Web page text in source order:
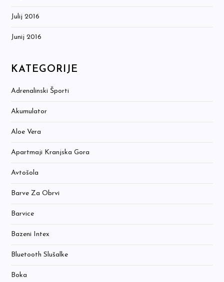
Julij 2016
Junij 2016
KATEGORIJE
Adrenalinski Športi
Akumulator
Aloe Vera
Apartmaji Kranjska Gora
Avtošola
Barve Za Obrvi
Barvice
Bazeni Intex
Bluetooth Slušalke
Boka